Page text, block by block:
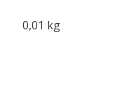
0,01 kg